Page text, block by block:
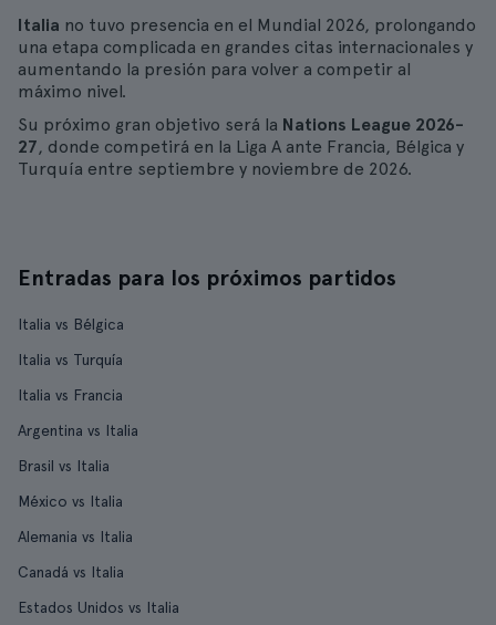
Italia no tuvo presencia en el Mundial 2026, prolongando
una etapa complicada en grandes citas internacionales y
aumentando la presión para volver a competir al
máximo nivel.
Su próximo gran objetivo será la Nations League 2026-
27, donde competirá en la Liga A ante Francia, Bélgica y
Turquía entre septiembre y noviembre de 2026.
Entradas para los próximos partidos
Italia vs Bélgica
Italia vs Turquía
Italia vs Francia
Argentina vs Italia
Brasil vs Italia
México vs Italia
Alemania vs Italia
Canadá vs Italia
Estados Unidos vs Italia